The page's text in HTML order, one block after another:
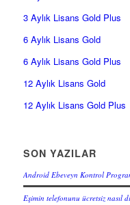
3 Aylık Lisans Gold Plus
6 Aylık Lisans Gold
6 Aylık Lisans Gold Plus
12 Aylık Lisans Gold
12 Aylık Lisans Gold Plus
SON YAZILAR
Android Ebeveyn Kontrol
Eşimin telefonunu ücretsiz nasıl